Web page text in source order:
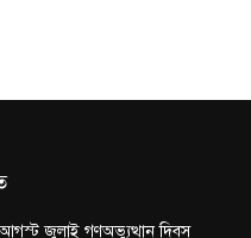
জুলাই গণঅভ্যুত্থান দিবস